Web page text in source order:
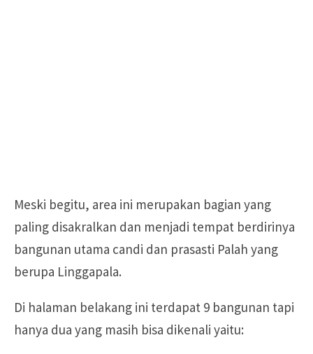
Meski begitu, area ini merupakan bagian yang
paling disakralkan dan menjadi tempat berdirinya
bangunan utama candi dan prasasti Palah yang
berupa Linggapala.
Di halaman belakang ini terdapat 9 bangunan tapi
hanya dua yang masih bisa dikenali yaitu: